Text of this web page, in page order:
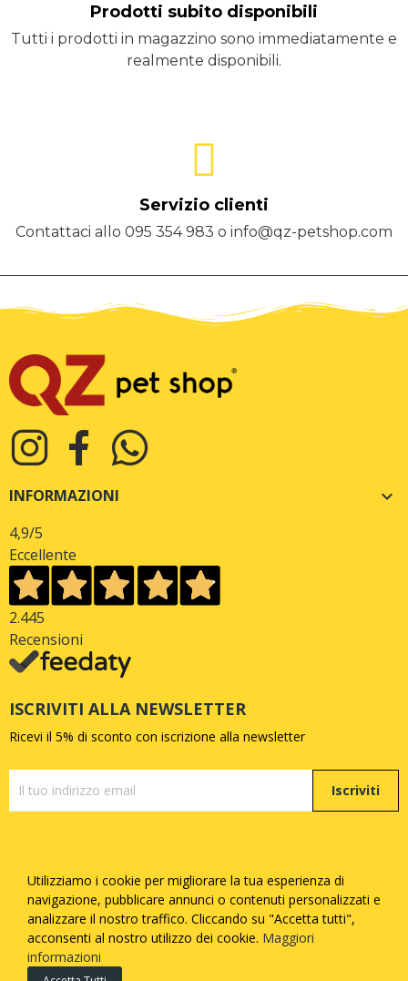
Prodotti subito disponibili
Tutti i prodotti in magazzino sono immediatamente e
realmente disponibili.
Servizio clienti
Contattaci allo 095 354 983 o info@qz-petshop.com
INFORMAZIONI 
4,9/5
Eccellente
2.445
Recensioni
ISCRIVITI ALLA NEWSLETTER
Ricevi il 5% di sconto con iscrizione alla newsletter
Iscriviti
Copyright © Quattrozampe S.R.L. - P.iva05377730873
Tutti i diritti riservati - Made with byFebosoft
Informatica
Utilizziamo i cookie per migliorare la tua esperienza di
navigazione, pubblicare annunci o contenuti personalizzati e
analizzare il nostro traffico. Cliccando su "Accetta tutti",
acconsenti al nostro utilizzo dei cookie. Maggiori
informazioni